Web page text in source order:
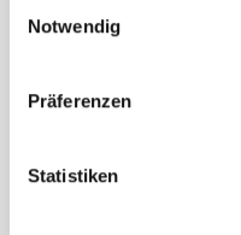
Notwendig
Präferenzen
Statistiken
Kontakt
info@grindstedcamping.dk